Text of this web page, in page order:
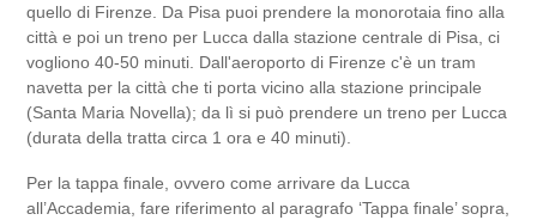
quello di Firenze. Da Pisa puoi prendere la monorotaia fino alla
città e poi un treno per Lucca dalla stazione centrale di Pisa, ci
vogliono 40-50 minuti. Dall'aeroporto di Firenze c'è un tram
navetta per la città che ti porta vicino alla stazione principale
(Santa Maria Novella); da lì si può prendere un treno per Lucca
(durata della tratta circa 1 ora e 40 minuti).
Per la tappa finale, ovvero come arrivare da Lucca
all’Accademia, fare riferimento al paragrafo ‘Tappa finale’ sopra,